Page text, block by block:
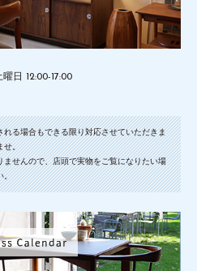
日 12:00-17:00
る場合もできる限り対応させていただきま
せ。
せんので、店頭で実物をご覧になりたい場
。